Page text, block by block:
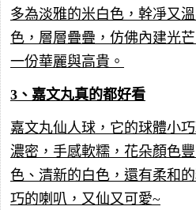
多為淡雅的米白色，幹凈又
色，層層疊疊，仿佛內建光
一份華麗與高貴。
3、嘉文丸真的都好看
嘉文丸仙人球，它的球體小
濃密，手感軟糯，花朵顏色
色、清新的白色，還有柔和
巧的喇叭，又仙又可愛~